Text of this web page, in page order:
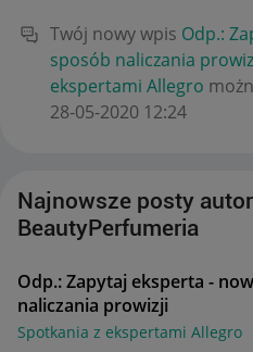
Twój nowy wpis Odp.:
sposób naliczania
ekspertami Allegro
‎28-05-2020 12:24
Najnowsze posty
BeautyPerfumeria
Odp.: Zapytaj eksperta -
naliczania prowizji
Spotkania z ekspertami Allegro